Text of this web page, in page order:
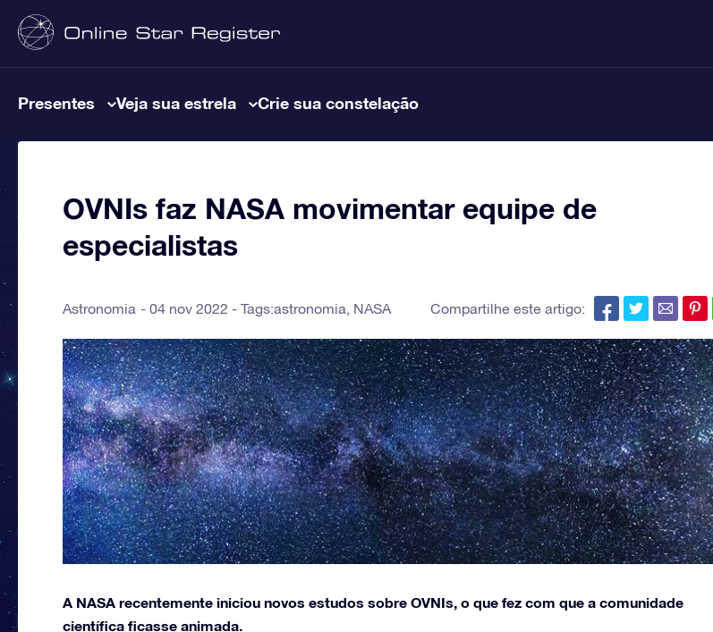
Presentes Veja sua estrela Crie sua constelação
OVNIs faz NASA movimentar equipe de
especialistas
Astronomia 04 nov 2022 - Tags:astronomia, NASA Compartilhe este artigo:
A NASA recentemente iniciou novos estudos sobre OVNIs, o que fez com que a comunidade
científica ficasse animada.